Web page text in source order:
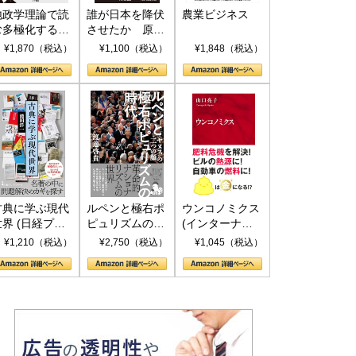
政学理論で読
多極化する世
トランプと
¥1,870（税込）
誰が日本を降伏
させたか 原爆
投下、ソ連参
(PHP新書)
¥1,100（税込）
農業ビジネス
¥1,848（税込）
典に学ぶ現代
界 (日経プレ
アシリーズ)
¥1,210（税込）
ルペンと極右ポ
ピュリズムの時
代：〈ヤヌス〉
¥2,750（税込）
ウンコノミクス
(インターナシ
ョナル新書)
¥1,045（税込）